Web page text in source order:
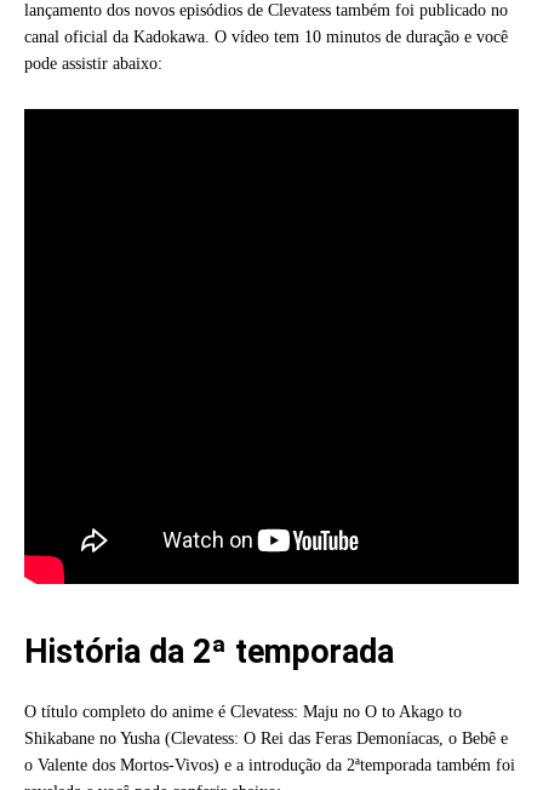
lançamento dos novos episódios de Clevatess também foi publicado no
canal oficial da Kadokawa. O vídeo tem 10 minutos de duração e você
pode assistir abaixo:
História da 2ª temporada
O título completo do anime é Clevatess: Maju no O to Akago to
Shikabane no Yusha (Clevatess: O Rei das Feras Demoníacas, o Bebê e
o Valente dos Mortos-Vivos) e a introdução da 2ªtemporada também foi